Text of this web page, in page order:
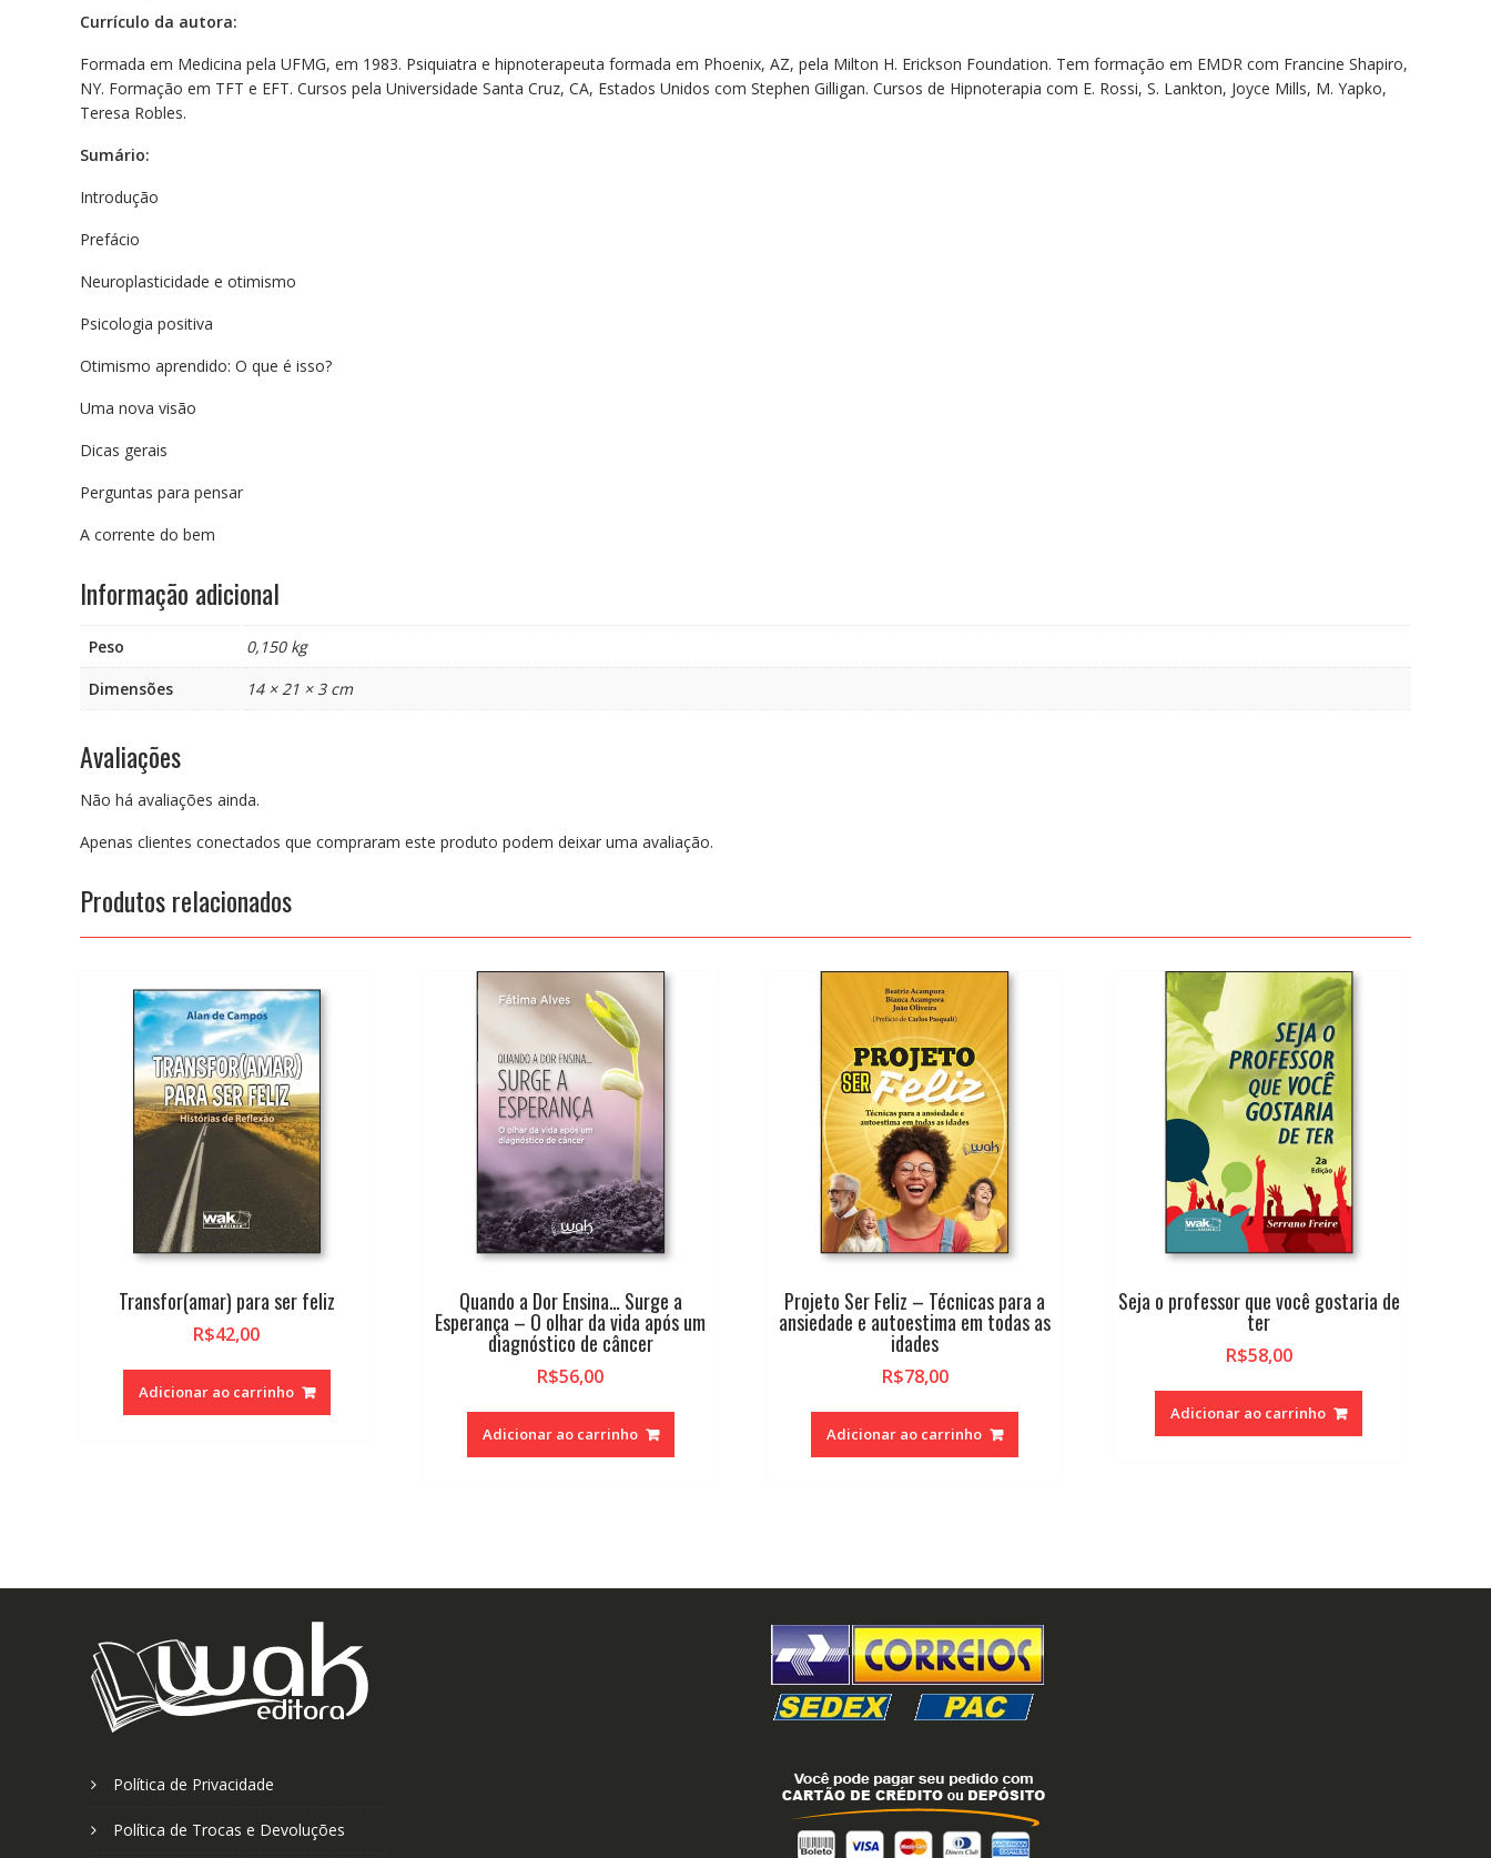
Currículo da autora:
Formada em Medicina pela UFMG, em 1983. Psiquiatra e hipnoterapeuta formada em Phoenix, AZ, pela Milton H. Erickson Foundation. Tem formação em EMDR com Francine Shapiro,
NY. Formação em TFT e EFT. Cursos pela Universidade Santa Cruz, CA, Estados Unidos com Stephen Gilligan. Cursos de Hipnoterapia com E. Rossi, S. Lankton, Joyce Mills, M. Yapko,
Teresa Robles.
Sumário:
Introdução
Prefácio
Neuroplasticidade e otimismo
Psicologia positiva
Otimismo aprendido: O que é isso?
Uma nova visão
Dicas gerais
Perguntas para pensar
A corrente do bem
Informação adicional
Peso
0,150 kg
Dimensões
14 × 21 × 3 cm
Avaliações
Não há avaliações ainda.
Apenas clientes conectados que compraram este produto podem deixar uma avaliação.
Produtos relacionados
Transfor(amar) para ser feliz
R$42,00
Adicionar ao carrinho
Quando a Dor Ensina… Surge a
Esperança – O olhar da vida após um
diagnóstico de câncer
R$56,00
Adicionar ao carrinho
Projeto Ser Feliz – Técnicas para a
ansiedade e autoestima em todas as
idades
R$78,00
Adicionar ao carrinho
Seja o professor que você gostaria de
ter
R$58,00
Adicionar ao carrinho
Política de Privacidade
Política de Trocas e Devoluções